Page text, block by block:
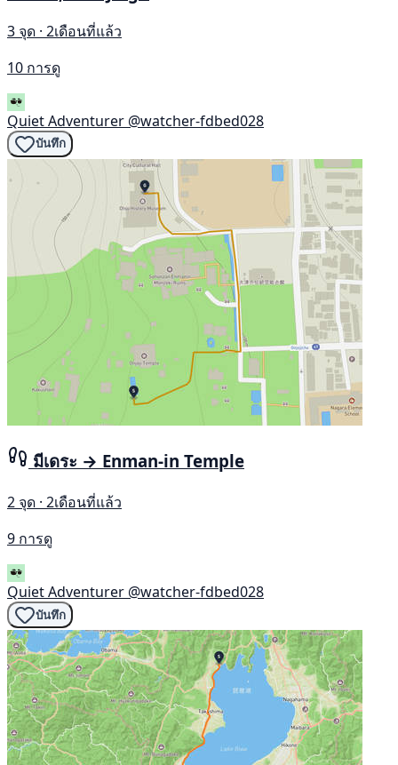
3 จุด · 2เดือนที่แล้ว
10 การดู
Quiet Adventurer @watcher-fdbed028
บันทึก
มีเดระ → Enman-in Temple
2 จุด · 2เดือนที่แล้ว
9 การดู
Quiet Adventurer @watcher-fdbed028
บันทึก